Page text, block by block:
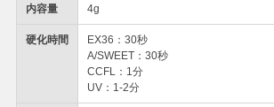
内容量 4g
硬化時間
EX36：30秒
A/SWEET：30秒
CCFL：1分
UV：1-2分